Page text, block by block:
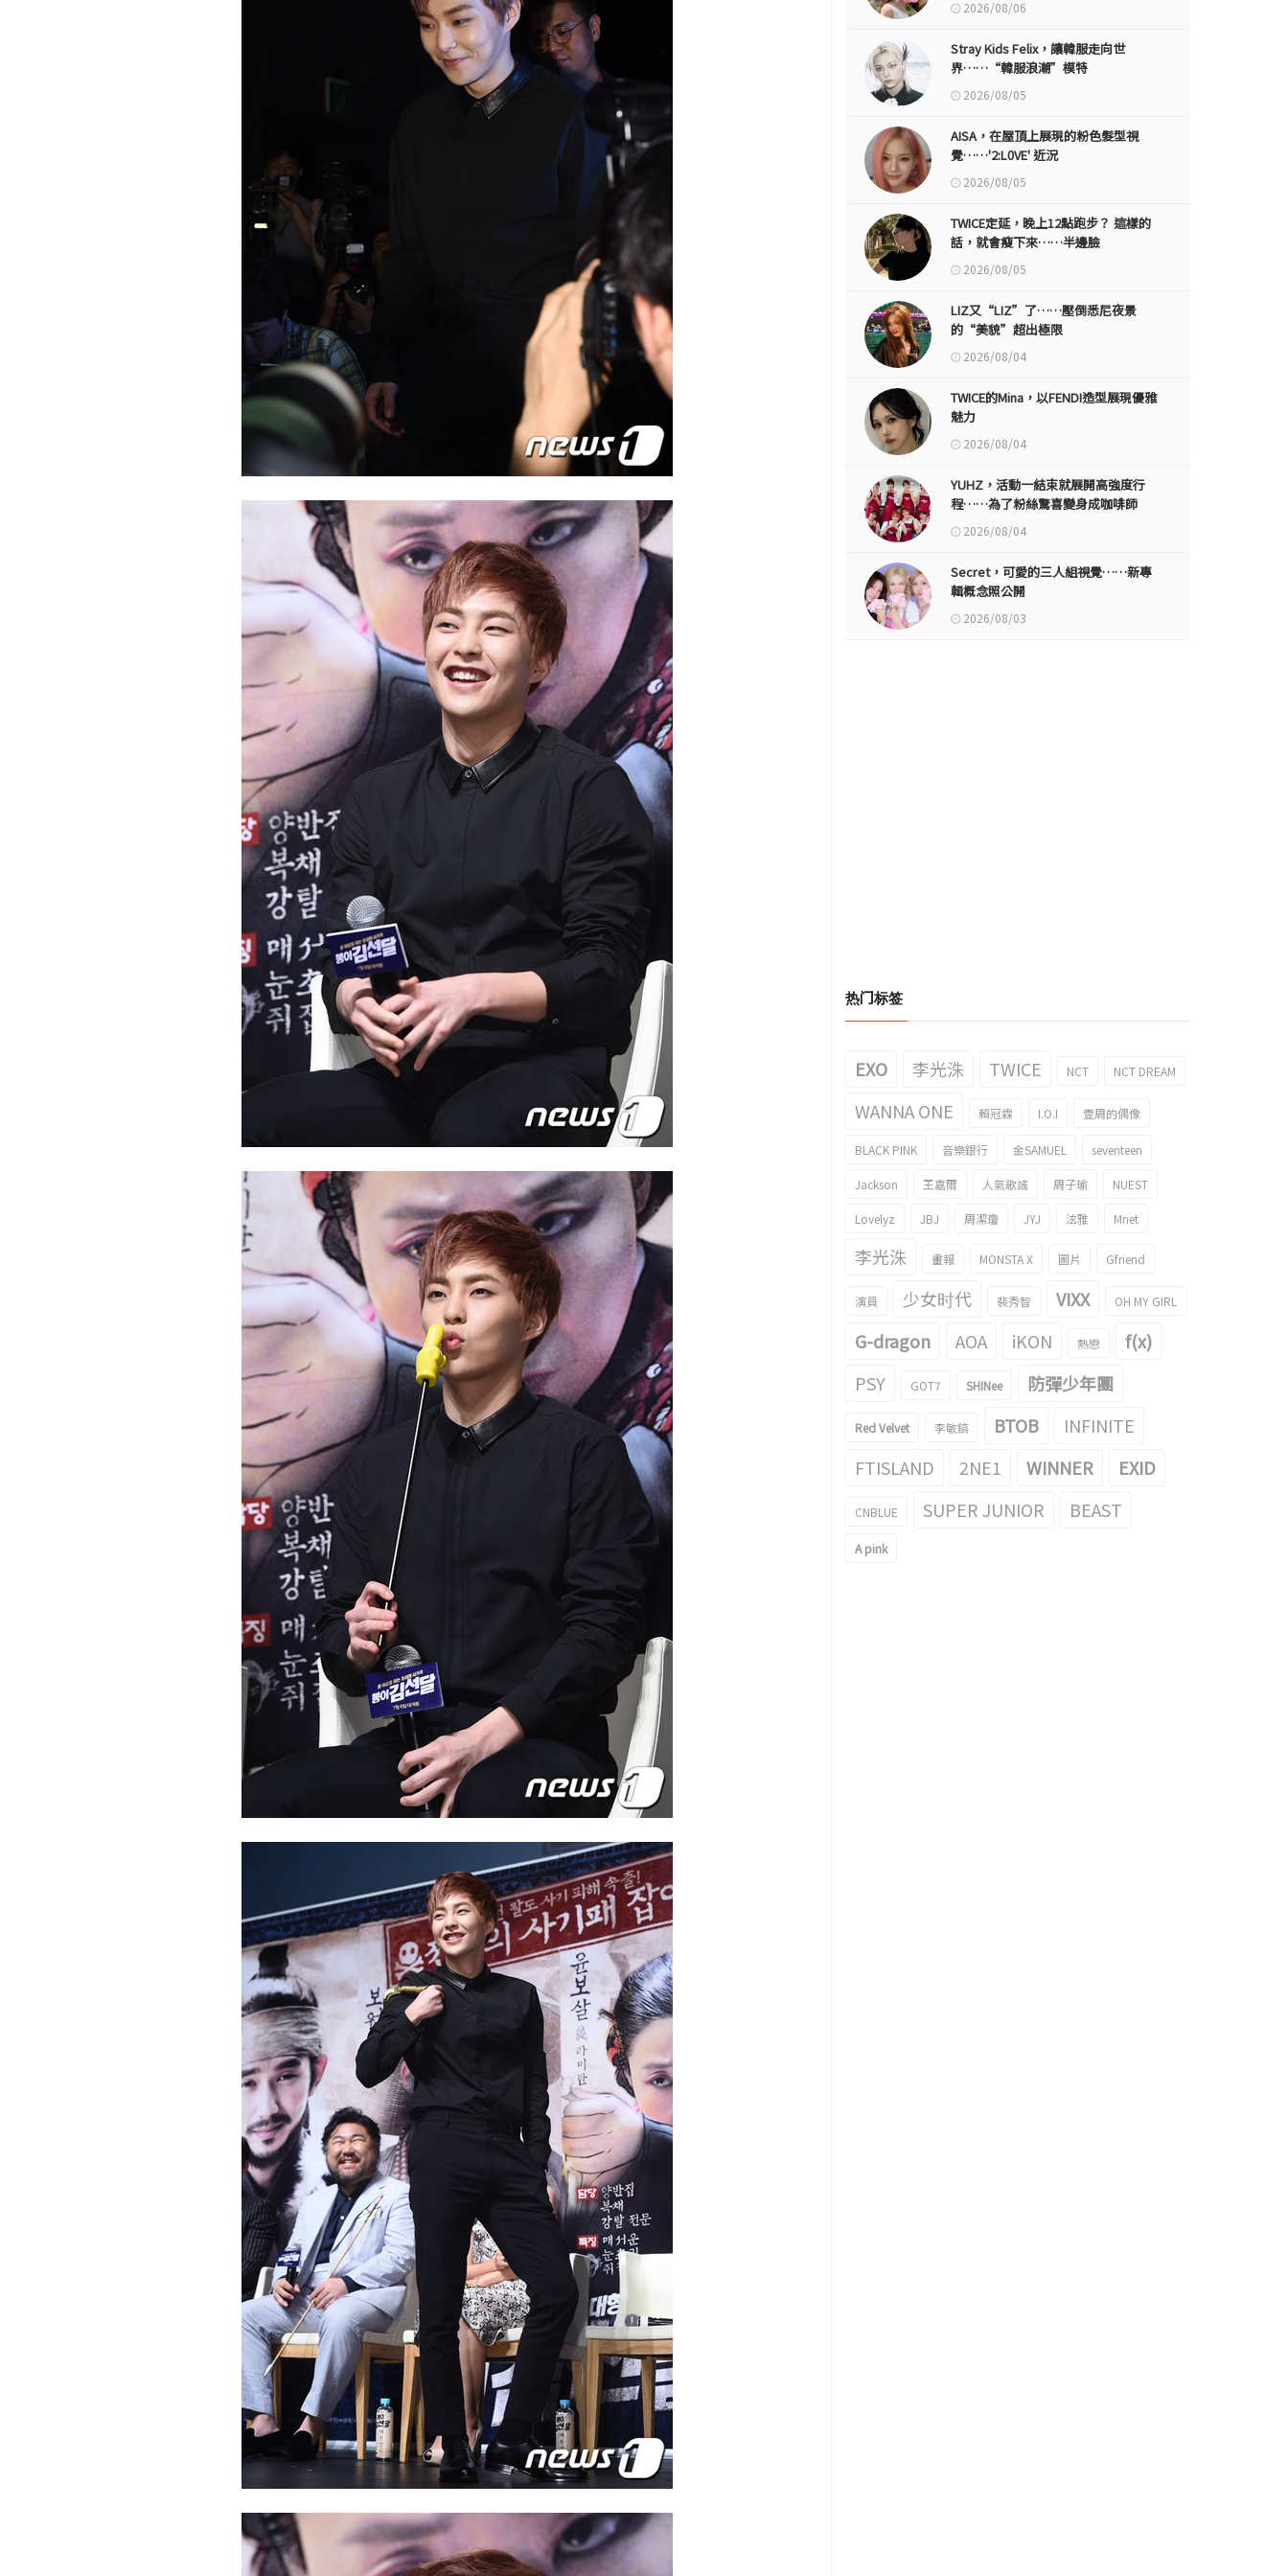
2026/08/06
Stray Kids Felix，讓韓服走向世
界……“韓服浪潮”模特
2026/08/05
AISA，在屋頂上展現的粉色髮型視
覺……'2:L0VE' 近況
2026/08/05
TWICE定延，晚上12點跑步？ 這樣的
話，就會瘦下來……半邊臉
2026/08/05
LIZ又“LIZ”了……壓倒悉尼夜景
的“美貌”超出極限
2026/08/04
TWICE的Mina，以FENDI造型展現優雅
魅力
2026/08/04
YUHZ，活動一結束就展開高強度行
程……為了粉絲驚喜變身成咖啡師
2026/08/04
Secret，可愛的三人組視覺……新專
輯概念照公開
2026/08/03
热门标签
EXO 李光洙 TWICE NCT NCT DREAM
WANNA ONE 賴冠霖 I.O.I 壹周的偶像
BLACK PINK 音樂銀行 金SAMUEL seventeen
Jackson 王嘉爾 人氣歌謠 周子瑜 NUEST
Lovelyz JBJ 周潔瓊 JYJ 泫雅 Mnet
李光洙 畫報 MONSTA X 圖片 Gfriend
演員 少女时代 裴秀智 VIXX OH MY GIRL
G-dragon AOA iKON 熱戀
f(x)
PSY
GOT7 SHINee 防彈少年團
Red Velvet 李敏鎬 BTOB
INFINITE
FTISLAND
2NE1 WINNER EXID
CNBLUE SUPER JUNIOR BEAST
A pink